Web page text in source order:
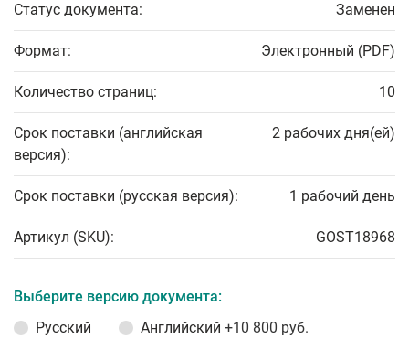
Статус документа: Заменен
Формат: Электронный (PDF)
Количество страниц: 10
Срок поставки (английская
версия):
2 рабочих дня(ей)
Срок поставки (русская версия): 1 рабочий день
Артикул (SKU): GOST18968
Выберите версию документа:
Русский
Английский +10 800 руб.